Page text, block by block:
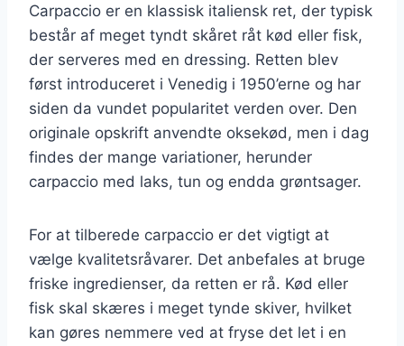
Carpaccio er en klassisk italiensk ret, der typisk
består af meget tyndt skåret råt kød eller fisk,
der serveres med en dressing. Retten blev
først introduceret i Venedig i 1950’erne og har
siden da vundet popularitet verden over. Den
originale opskrift anvendte oksekød, men i dag
findes der mange variationer, herunder
carpaccio med laks, tun og endda grøntsager.
For at tilberede carpaccio er det vigtigt at
vælge kvalitetsråvarer. Det anbefales at bruge
friske ingredienser, da retten er rå. Kød eller
fisk skal skæres i meget tynde skiver, hvilket
kan gøres nemmere ved at fryse det let i en